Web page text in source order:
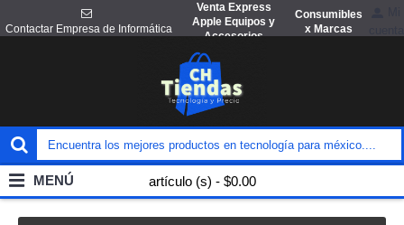
Contactar Empresa de Informática
Venta Express
Apple Equipos y
Accesorios
Consumibles
x Marcas
artículo (s) - $0.00
MENÚ